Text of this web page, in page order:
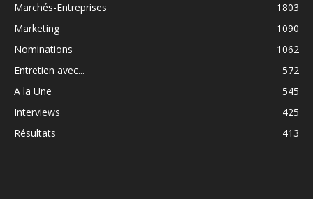
Marchés-Entreprises
1803
Marketing
1090
Nominations
1062
Entretien avec...
572
A la Une
545
Interviews
425
Résultats
413